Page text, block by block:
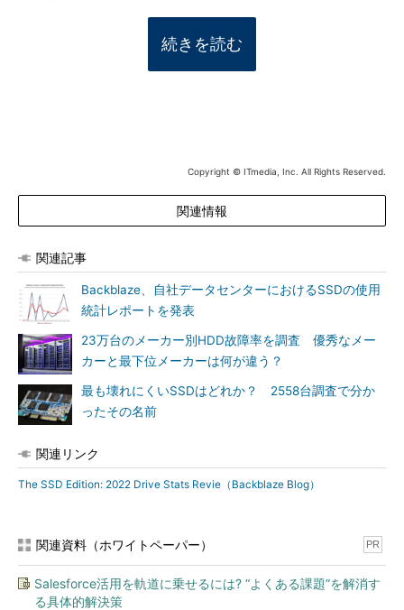
続きを読む
Copyright © ITmedia, Inc. All Rights Reserved.
関連情報
関連記事
Backblaze、自社データセンターにおけるSSDの使用
統計レポートを発表
23万台のメーカー別HDD故障率を調査 優秀なメー
カーと最下位メーカーは何が違う？
最も壊れにくいSSDはどれか？ 2558台調査で分か
ったその名前
関連リンク
The SSD Edition: 2022 Drive Stats Revie（Backblaze Blog）
関連資料（ホワイトペーパー） PR
Salesforce活用を軌道に乗せるには? “よくある課題”を解消す
る具体的解決策